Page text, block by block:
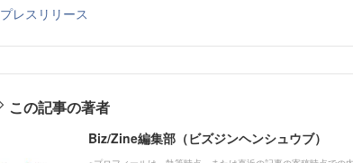
プレスリリース
この記事の著者
Biz/Zine編集部（ビズジンヘンシュウブ）